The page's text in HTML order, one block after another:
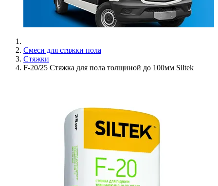
Смеси для стяжки пола
Стяжки
F-20/25 Стяжка для пола толщиной до 100мм Siltek